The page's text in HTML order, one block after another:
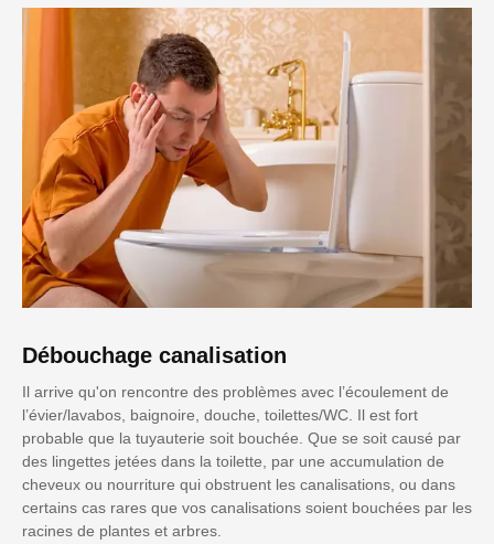
Débouchage canalisation
Il arrive qu'on rencontre des problèmes avec l’écoulement de
l’évier/lavabos, baignoire, douche, toilettes/WC. Il est fort
probable que la tuyauterie soit bouchée. Que se soit causé par
des lingettes jetées dans la toilette, par une accumulation de
cheveux ou nourriture qui obstruent les canalisations, ou dans
certains cas rares que vos canalisations soient bouchées par les
racines de plantes et arbres.